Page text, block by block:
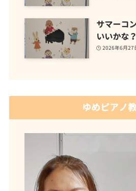
サマーコ
いいかな？
2026年6月27
ゆめピアノ